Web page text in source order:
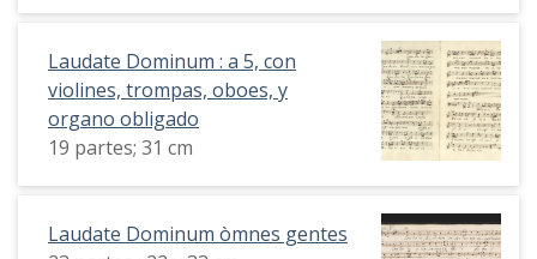
Laudate Dominum : a 5, con
violines, trompas, oboes, y
organo obligado
19 partes; 31 cm
Laudate Dominum òmnes gentes